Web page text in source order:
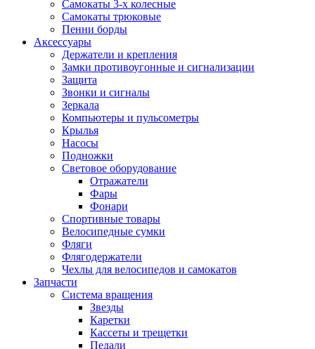
Самокаты 3-х колесные
Самокаты трюковые
Пенни борды
Аксессуары
Держатели и крепления
Замки противоугонные и сигнализации
Защита
Звонки и сигналы
Зеркала
Компьютеры и пульсометры
Крылья
Насосы
Подножки
Световое оборудование
Отражатели
Фары
Фонари
Спортивные товары
Велосипедные сумки
Фляги
Флягодержатели
Чехлы для велосипедов и самокатов
Запчасти
Система вращения
Звезды
Каретки
Кассеты и трещетки
Педали